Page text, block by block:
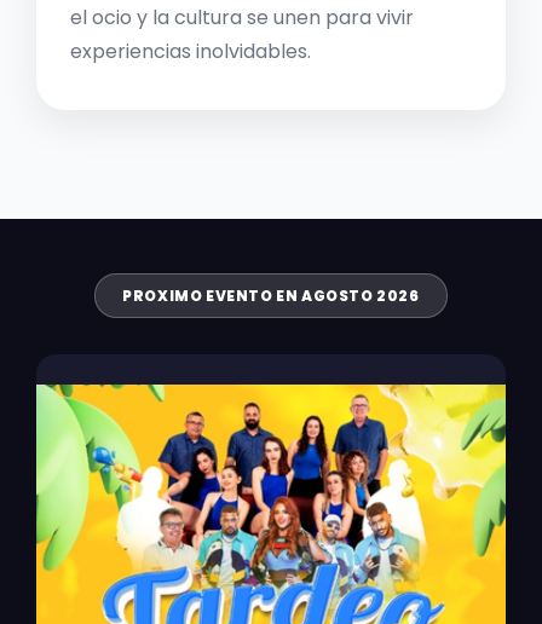
el ocio y la cultura se unen para vivir
experiencias inolvidables.
PROXIMO EVENTO EN AGOSTO 2026